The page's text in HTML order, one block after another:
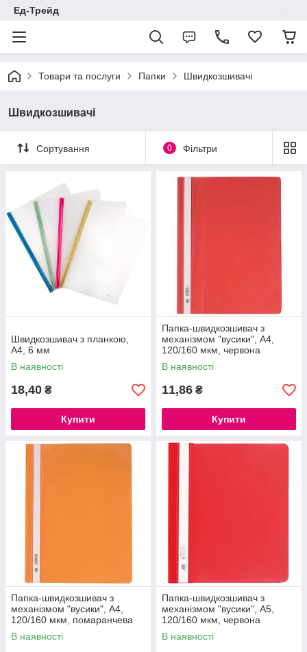
Ед-Трейд
Товари та послуги Папки Швидкозшивачі
Швидкозшивачі
Сортування 0 Фільтри
Швидкозшивач з планкою,
А4, 6 мм
В наявності
18,40 ₴
Купити
Папка-швидкозшивач з
механізмом "вусики", А4,
120/160 мкм, червона
В наявності
11,86 ₴
Купити
Папка-швидкозшивач з
механізмом "вусики", А4,
120/160 мкм, помаранчева
В наявності
Папка-швидкозшивач з
механізмом "вусики", А5,
120/160 мкм, червона
В наявності